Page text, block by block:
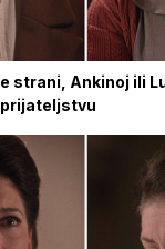
strani, Ankinoj ili